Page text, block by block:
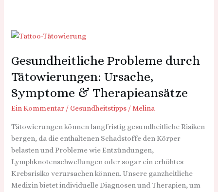
Gesundheitliche Probleme durch
Tätowierungen: Ursache,
Symptome & Therapieansätze
Ein Kommentar / Gesundheitstipps /Melina
Tätowierungen können langfristig gesundheitliche Risiken
bergen, da die enthaltenen Schadstoffe den Körper
belasten und Probleme wie Entzündungen,
Lymphknotenschwellungen oder sogar ein erhöhtes
Krebsrisiko verursachen können. Unsere ganzheitliche
Medizin bietet individuelle Diagnosen und Therapien, um
Gesundheitliche
durch
Ursache,
Symptome
&